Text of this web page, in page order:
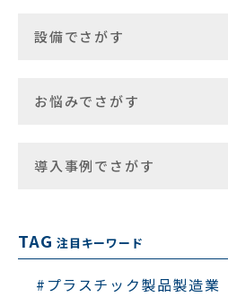
設備でさがす
お悩みでさがす
導入事例でさがす
TAG 注目キーワード
#プラスチック製品製造業